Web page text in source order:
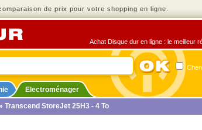
de prix pour votre shopping en ligne.
Achat Disque dur en ligne : le meilleur
Electroménager
Transcend StoreJet 25H3 - 4 To